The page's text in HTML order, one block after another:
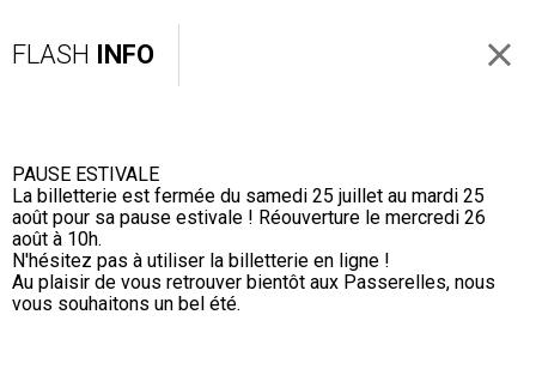
FLASH INFO
PAUSE ESTIVALE
La billetterie est fermée du samedi 25 juillet au mardi 25
août pour sa pause estivale ! Réouverture le mercredi 26
août à 10h.
N'hésitez pas à utiliser la billetterie en ligne !
Au plaisir de vous retrouver bientôt aux Passerelles, nous
vous souhaitons un bel été.